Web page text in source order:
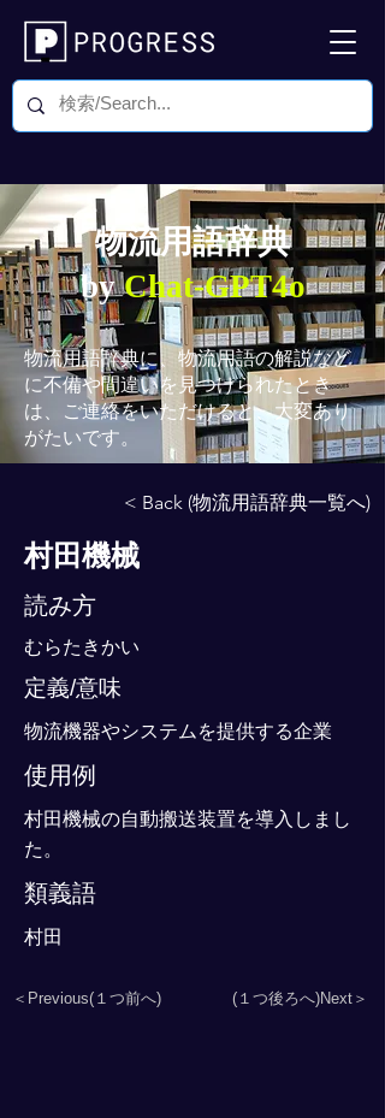
物流用語辞典
byChat-GPT4o
物流用語辞典に、物流用語の解説など
に不備や間違いを見つけられたとき
は、ご連絡をいただけると、大変あり
がたいです。
< Back (物流用語辞典一覧へ)
村田機械
読み方
むらたきかい
定義/意味
物流機器やシステムを提供する企業
使用例
村田機械の自動搬送装置を導入しまし
た。
類義語
村田
＜Previous(１つ前へ) (１つ後ろへ)Next＞